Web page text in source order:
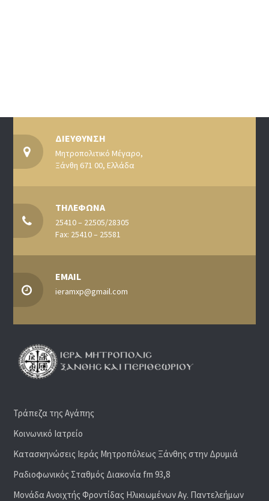
ΔΙΕΥΘΥΝΣΗ
Μητροπολιτικό Μέγαρο,
Ξάνθη 671 00, Ελλάδα
ΤΗΛΕΦΩΝΑ
25410 – 22505/28305
Fax: 25410 – 25581
EMAIL
ieramxp@gmail.com
Τράπεζα της Αγάπης
Κοινωνικό Ιατρείο
Κατασκηνώσεις Ιεράς Μητροπόλεως Ξάνθης στην Δρυμιά
Ραδιoφωνικός Σταθμός Διακονία fm 93,8
Μονάδα Ανοιχτής Φροντίδας Ηλικιωμένων Αγ. Παντελεήμων